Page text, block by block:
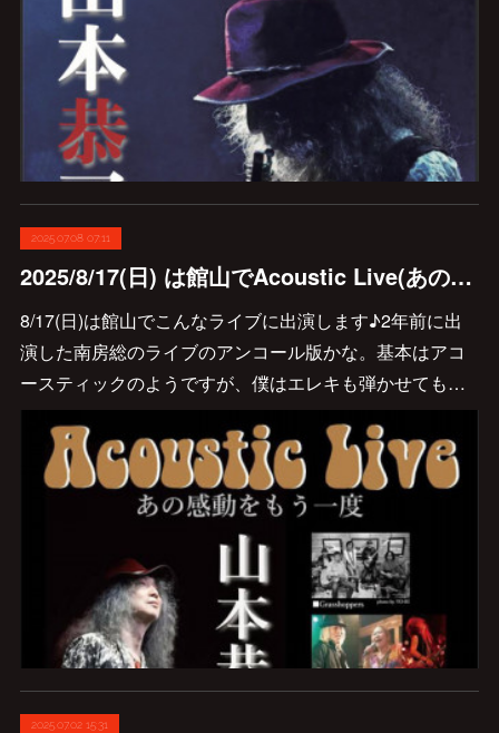
2025.07.08 07:11
2025/8/17(日) は館山でAcoustic Live(あの感動をもう一度)に出演します♪
8/17(日)は館山でこんなライブに出演します♪2年前に出
演した南房総のライブのアンコール版かな。基本はアコ
ースティックのようですが、僕はエレキも弾かせても…
2025.07.02 15:31